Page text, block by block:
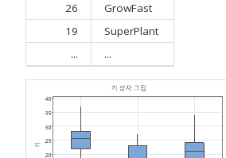
26
GrowFast
19
SuperPlant
...
...